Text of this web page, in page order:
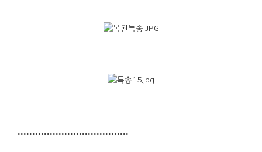
......................................